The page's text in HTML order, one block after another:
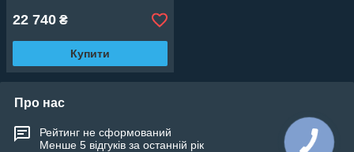
22 740 ₴
Купити
Про нас
Рейтинг не сформований
Менше 5 відгуків за останній рік